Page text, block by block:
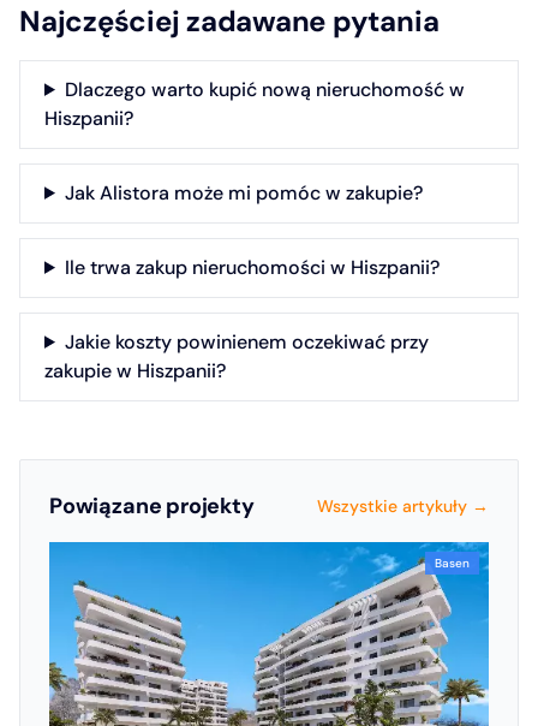
Najczęściej zadawane pytania
Dlaczego warto kupić nową nieruchomość w
Hiszpanii?
Jak Alistora może mi pomóc w zakupie?
Ile trwa zakup nieruchomości w Hiszpanii?
Jakie koszty powinienem oczekiwać przy
zakupie w Hiszpanii?
Powiązane projekty Wszystkie artykuły →
Basen